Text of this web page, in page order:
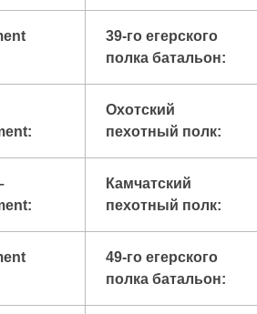
39-го егерского
полка батальон:
Охотский
пехотный полк:
Камчатский
пехотный полк:
49-го егерского
полка батальон: